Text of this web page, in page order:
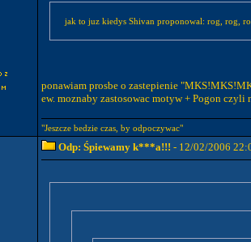
jak to juz kiedys Shivan proponowal: rog, rog,
ponawiam prosbe o zastepienie
ew. moznaby zastosowac motyw + Pogon czyli
"Jeszcze bedzie czas, by odpoczywac"
Odp: Śpiewamy k***a!!! - 12/02/2006